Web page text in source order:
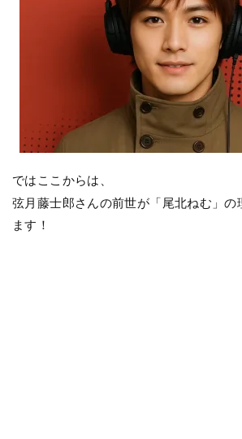
ではここからは、
弦月藤士郎さんの前世が「尾北ねむ」の
ます！